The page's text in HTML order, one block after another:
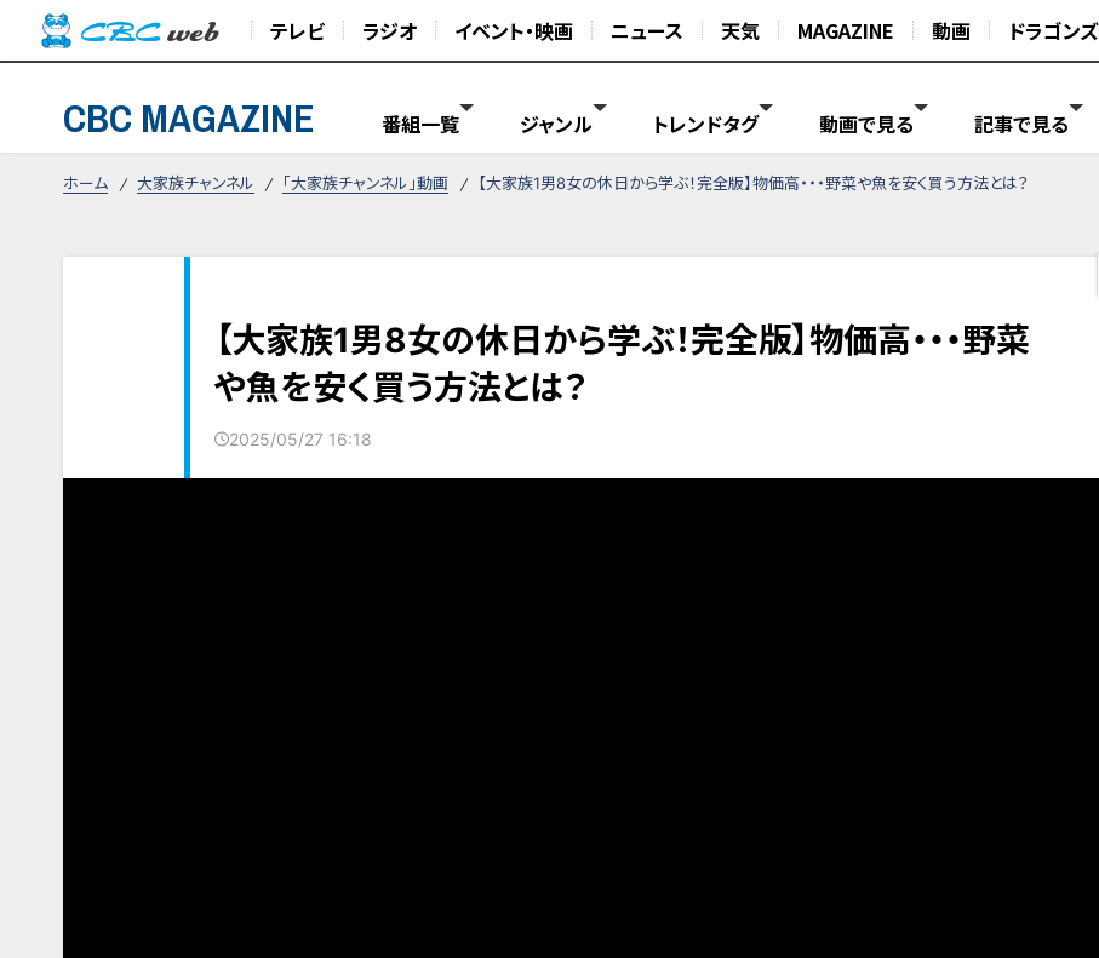
テレビ ラジオ イベント・映画 ニュース 天気 MAGAZINE 動画 ドラゴンズ
CBC MAGAZINE 番組一覧 ジャンル トレンドタグ 動画で見る 記事で見る
ホーム 大家族チャンネル 「大家族チャンネル」動画 【大家族1男8女の休日から学ぶ！完全版】物価高・・・野菜や魚を安く買う方法とは？
【大家族1男8女の休日から学ぶ！完全版】物価高・・・野菜
や魚を安く買う方法とは？
2025/05/27 16:18